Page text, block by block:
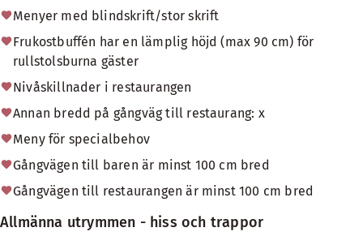
Menyer med blindskrift/stor skrift
Frukostbuffén har en lämplig höjd (max 90 cm) för
rullstolsburna gäster
Nivåskillnader i restaurangen
Annan bredd på gångväg till restaurang: x
Meny för specialbehov
Gångvägen till baren är minst 100 cm bred
Gångvägen till restaurangen är minst 100 cm bred
Allmänna utrymmen - hiss och trappor